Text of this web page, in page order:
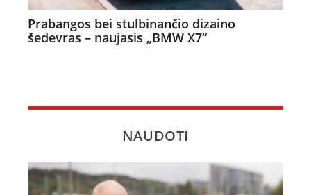
Prabangos bei stulbinančio dizaino
šedevras – naujasis „BMW X7“
NAUDOTI